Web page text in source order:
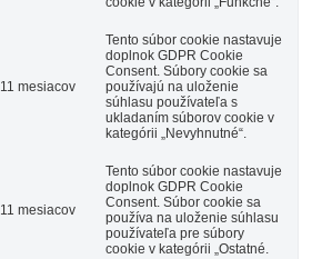
11 mesiacov
Tento súbor cookie nastavuje
doplnok GDPR Cookie
Consent. Súbory cookie sa
používajú na uloženie
súhlasu používateľa s
ukladaním súborov cookie v
kategórii „Nevyhnutné“.
11 mesiacov
Tento súbor cookie nastavuje
doplnok GDPR Cookie
Consent. Súbor cookie sa
používa na uloženie súhlasu
používateľa pre súbory
cookie v kategórii „Ostatné.